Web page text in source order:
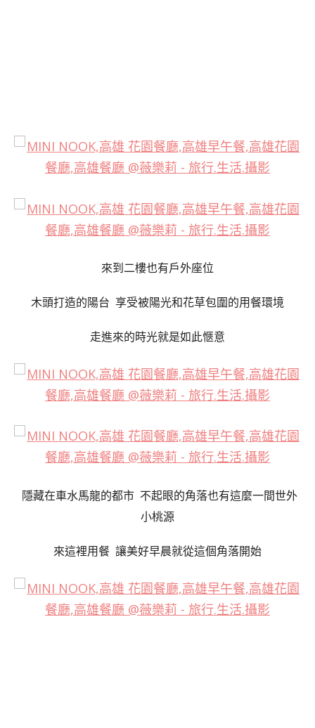
來到二樓也有戶外座位
木頭打造的陽台 享受被陽光和花草包圍的用餐環境
走進來的時光就是如此愜意
隱藏在車水馬龍的都市 不起眼的角落也有這麼一間世外
小桃源
來這裡用餐 讓美好早晨就從這個角落開始